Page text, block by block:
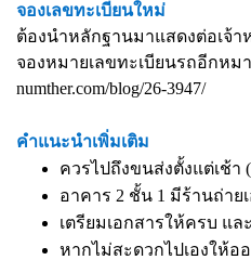
จองเลขทะเบียนใหม่
ต้องนำหลักฐานมาแสดงต่อเจ้
จองหมายเลขทะเบียนรถอีกหม
numther.com/blog/26-3947/
คำแนะนำเพิ่มเติม
ควรไปถึงขนส่งตั้งแต่เช้า
อาคาร 2 ชั้น 1 มีร้านถ่าย
เตรียมเอกสารให้ครบ แ
หากไม่สะดวกไปเองให้